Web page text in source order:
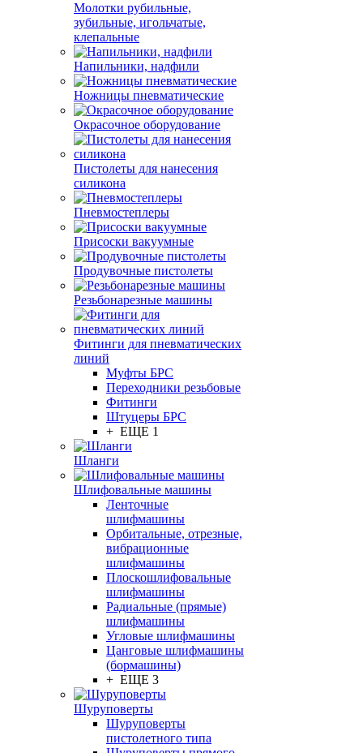
Молотки рубильные,
зубильные, игольчатые,
клепальные
Напильники, надфили
Ножницы пневматические
Окрасочное оборудование
Пистолеты для нанесения
силикона
Пневмостеплеры
Присоски вакуумные
Продувочные пистолеты
Резьбонарезные машины
Фитинги для пневматических
линий
Муфты БРС
Переходники резьбовые
Фитинги
Штуцеры БРС
+ ЕЩЕ 1
Шланги
Шлифовальные машины
Ленточные
шлифмашины
Орбитальные, отрезные,
вибрационные
шлифмашины
Плоскошлифовальные
шлифмашины
Радиальные (прямые)
шлифмашины
Угловые шлифмашины
Цанговые шлифмашины
(бормашины)
+ ЕЩЕ 3
Шуруповерты
Шуруповерты
пистолетного типа